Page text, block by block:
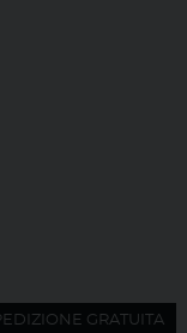
GRATUITA